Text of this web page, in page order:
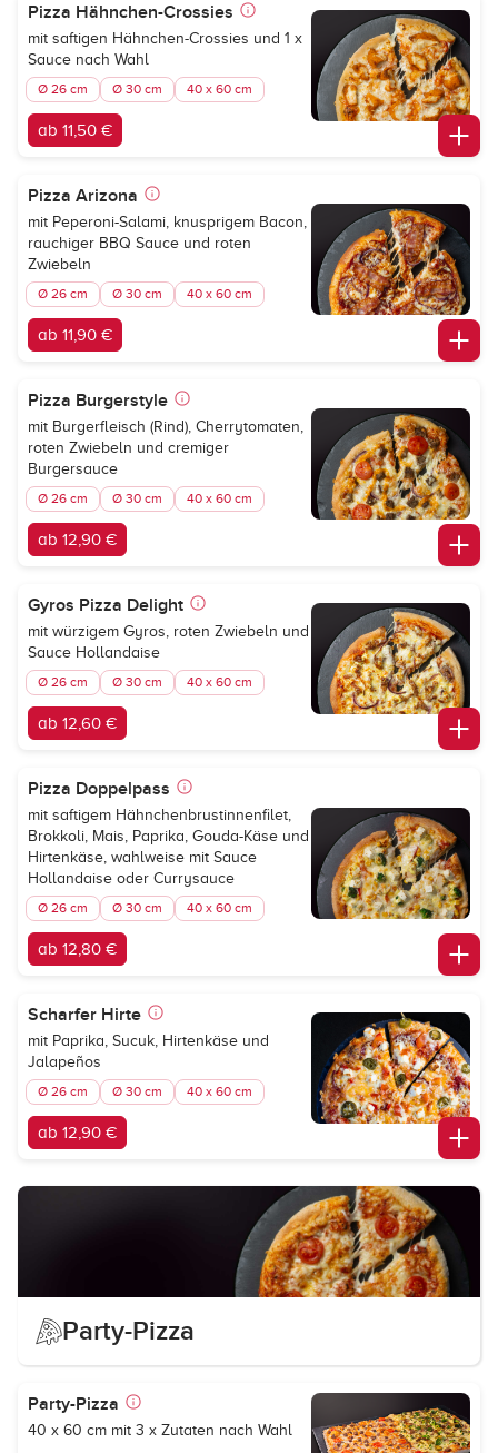
Pizza Hähnchen-Crossies
mit saftigen Hähnchen-Crossies und 1 x
Sauce nach Wahl
Ø 26 cm Ø 30 cm 40 x 60 cm
ab 11,50 €
Pizza Arizona
mit Peperoni-Salami, knusprigem Bacon,
rauchiger BBQ Sauce und roten
Zwiebeln
Ø 26 cm Ø 30 cm 40 x 60 cm
ab 11,90 €
Pizza Burgerstyle
mit Burgerfleisch (Rind), Cherrytomaten,
roten Zwiebeln und cremiger
Burgersauce
Ø 26 cm Ø 30 cm 40 x 60 cm
ab 12,90 €
Gyros Pizza Delight
mit würzigem Gyros, roten Zwiebeln und
Sauce Hollandaise
Ø 26 cm Ø 30 cm 40 x 60 cm
ab 12,60 €
Pizza Doppelpass
mit saftigem Hähnchenbrustinnenfilet,
Brokkoli, Mais, Paprika, Gouda-Käse und
Hirtenkäse, wahlweise mit Sauce
Hollandaise oder Currysauce
Ø 26 cm Ø 30 cm 40 x 60 cm
ab 12,80 €
Scharfer Hirte
mit Paprika, Sucuk, Hirtenkäse und
Jalapeños
Ø 26 cm Ø 30 cm 40 x 60 cm
ab 12,90 €
Party-Pizza
Party-Pizza
40 x 60 cm mit 3 x Zutaten nach Wahl